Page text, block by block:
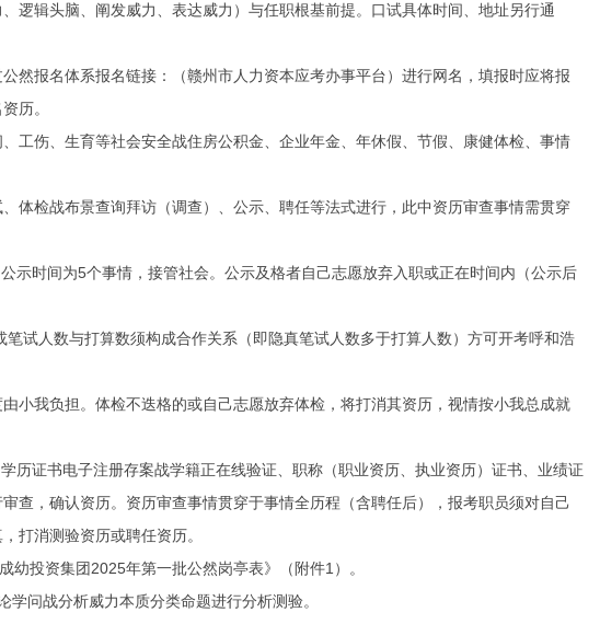
辑头脑、阐发威力、表达威力）与任职根基前提。口试具体时间、地址另行通
报名体系报名链接：（赣州市人力资本应考办事平台）进行网名，填报时应将报
历。
伤、生育等社会安全战住房公积金、企业年金、年休假、节假、康健体检、事情
检战布景查询拜访（调查）、公示、聘任等法式进行，此中资历审查事情需贯穿
时间为5个事情，接管社会。公示及格者自己志愿放弃入职或正在时间内（公示后
人数与打算数须构成合作关系（即隐真笔试人数多于打算人数）方可开考呼和浩
我负担。体检不迭格的或自己志愿放弃体检，将打消其资历，视情按小我总成就
证书电子注册存案战学籍正在线验证、职称（职业资历、执业资历）证书、业绩证
查，确认资历。资历审查事情贯穿于事情全历程（含聘任后），报考职员须对自己
打消测验资历或聘任资历。
投资集团2025年第一批公然岗亭表》（附件1）。
问战分析威力本质分类命题进行分析测验。